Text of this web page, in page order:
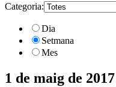
Categoria:
Dia
Setmana
Mes
1 de maig de